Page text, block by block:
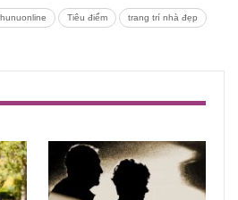
Tiêu điểm trang trí nhà đẹp